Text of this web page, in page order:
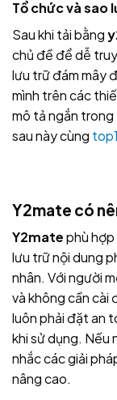
Tổ chức và sao
Sau khi tải bằng
chủ đề để dễ
lưu trữ đám mây
mình trên các
mô tả ngắn trong
sau này cùng
Y2mate có
Y2matephù hợp
lưu trữ nội dung
nhân. Với người
và không cần cài
luôn phải đặt an
khi sử dụng. Nếu
nhắc các giải
nâng cao.